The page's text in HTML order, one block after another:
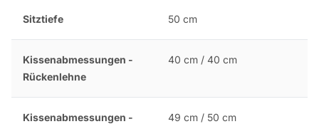
Sitztiefe 50 cm
Kissenabmessungen -
Rückenlehne
40 cm / 40 cm
Kissenabmessungen -
49 cm / 50 cm